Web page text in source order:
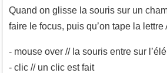
Quand on glisse la souris sur un
faire le focus, puis qu’on tape la lettre
- mouse over // la souris entre sur
- clic // un clic est fait